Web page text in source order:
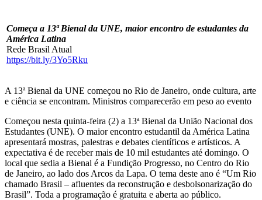
Começa a 13ª Bienal da UNE, maior encontro de estudantes da
América Latina
Rede Brasil Atual
https://bit.ly/3Yo5Rku
A 13ª Bienal da UNE começou no Rio de Janeiro, onde cultura, arte
e ciência se encontram. Ministros comparecerão em peso ao evento
Começou nesta quinta-feira (2) a 13ª Bienal da União Nacional dos
Estudantes (UNE). O maior encontro estudantil da América Latina
apresentará mostras, palestras e debates científicos e artísticos. A
expectativa é de receber mais de 10 mil estudantes até domingo. O
local que sedia a Bienal é a Fundição Progresso, no Centro do Rio
de Janeiro, ao lado dos Arcos da Lapa. O tema deste ano é “Um Rio
chamado Brasil – afluentes da reconstrução e desbolsonarização do
Brasil”. Toda a programação é gratuita e aberta ao público.